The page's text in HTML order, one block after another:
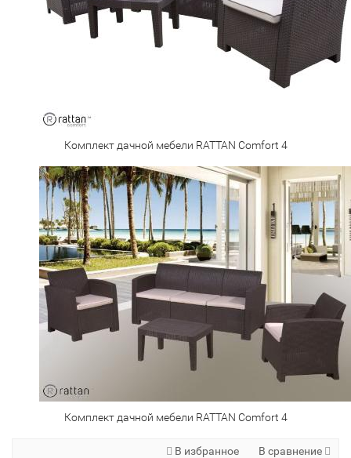
Комплект дачной мебели RATTAN Comfort 4
Комплект дачной мебели RATTAN Comfort 4
В избранное
В сравнение